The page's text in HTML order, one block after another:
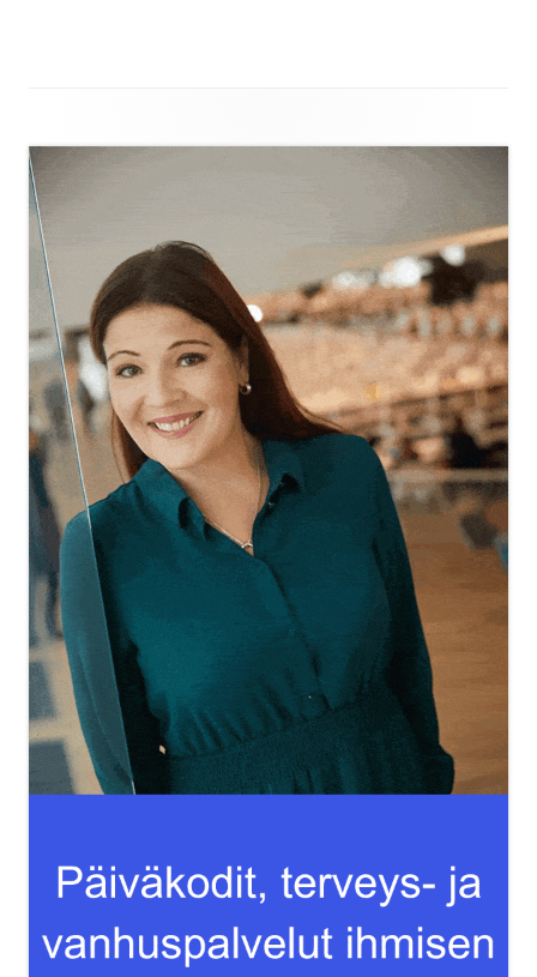
Sivupalkki